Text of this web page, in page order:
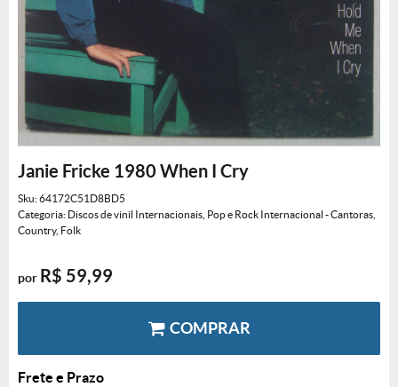
Janie Fricke 1980 When I Cry
Sku:64172C51D8BD5
Categoria: Discos de vinil Internacionais Pop e Rock Internacional - Cantoras
Country, Folk
por R$ 59,99
COMPRAR
Frete e Prazo